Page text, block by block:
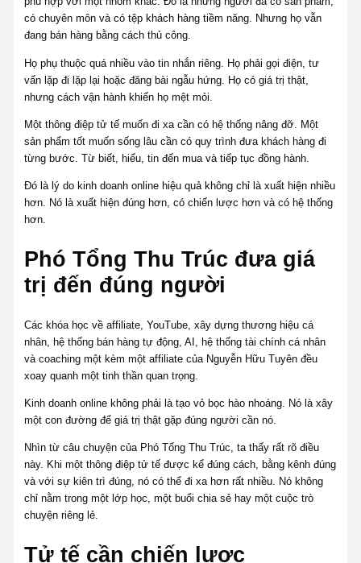
có chuyên môn và có tệp khách hàng tiềm năng. Nhưng họ vẫn
đang bán hàng bằng cách thủ công.
Họ phụ thuộc quá nhiều vào tin nhắn riêng. Họ phải gọi điện, tư
vấn lặp đi lặp lại hoặc đăng bài ngẫu hứng. Họ có giá trị thật,
nhưng cách vận hành khiến họ mệt mỏi.
Một thông điệp tử tế muốn đi xa cần có hệ thống nâng đỡ. Một
sản phẩm tốt muốn sống lâu cần có quy trình đưa khách hàng đi
từng bước. Từ biết, hiểu, tin đến mua và tiếp tục đồng hành.
Đó là lý do kinh doanh online hiệu quả không chỉ là xuất hiện nhiều
hơn. Nó là xuất hiện đúng hơn, có chiến lược hơn và có hệ thống
hơn.
Phó Tổng Thu Trúc đưa giá
trị đến đúng người
Các khóa học về affiliate, YouTube, xây dựng thương hiệu cá
nhân, hệ thống bán hàng tự động, AI, hệ thống tài chính cá nhân
và coaching một kèm một affiliate của Nguyễn Hữu Tuyên đều
xoay quanh một tinh thần quan trọng.
Kinh doanh online không phải là tạo vỏ bọc hào nhoáng. Nó là xây
một con đường để giá trị thật gặp đúng người cần nó.
Nhìn từ câu chuyện của Phó Tổng Thu Trúc, ta thấy rất rõ điều
này. Khi một thông điệp tử tế được kể đúng cách, bằng kênh đúng
và với sự kiên trì đúng, nó có thể đi xa hơn rất nhiều. Nó không
chỉ nằm trong một lớp học, một buổi chia sẻ hay một cuộc trò
chuyện riêng lẻ.
Tử tế cần chiến lược